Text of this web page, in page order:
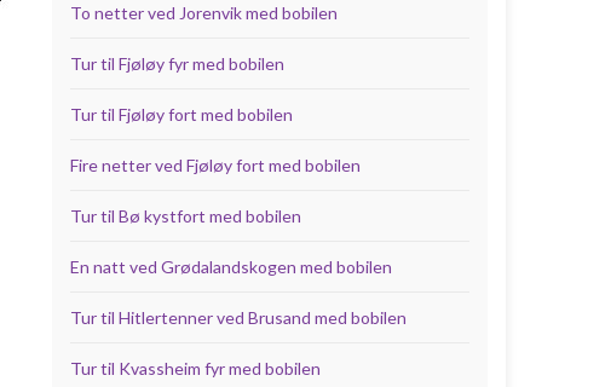
To netter ved Jorenvik med bobilen
Tur til Fjøløy fyr med bobilen
Tur til Fjøløy fort med bobilen
Fire netter ved Fjøløy fort med bobilen
Tur til Bø kystfort med bobilen
En natt ved Grødalandskogen med bobilen
Tur til Hitlertenner ved Brusand med bobilen
Tur til Kvassheim fyr med bobilen